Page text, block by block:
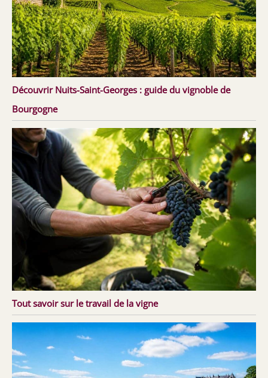
Découvrir Nuits-Saint-Georges : guide du vignoble de
Bourgogne
Tout savoir sur le travail de la vigne